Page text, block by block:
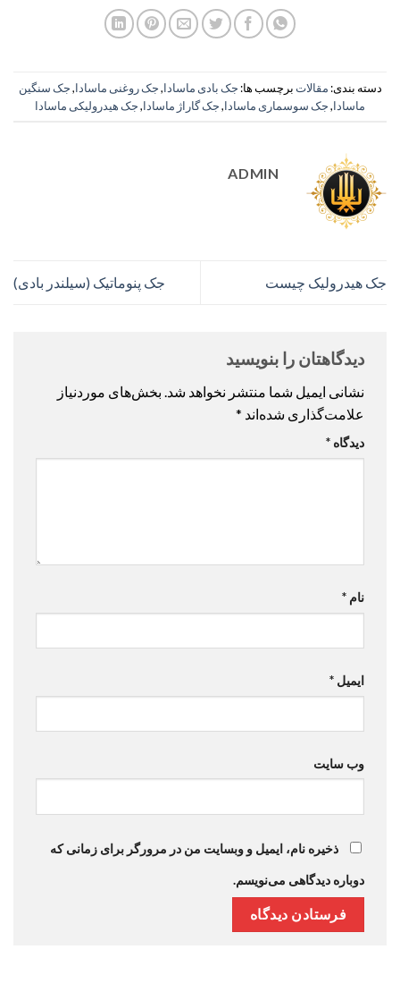
دسته بندی: مقالاتبرچسب ها: جک بادی ماسادا,جک روغنی ماسادا,جک سنگین
ماسادا,جک سوسماری ماسادا,جک گاراژ ماسادا,جک هیدرولیکی ماسادا
ADMIN
جک هیدرولیک چیست جک پنوماتیک (سیلندر بادی)
دیدگاهتان را بنویسید
نشانی ایمیل شما منتشر نخواهد شد. بخش‌های موردنیاز
علامت‌گذاری شده‌اند *
دیدگاه *
نام *
ایمیل *
وب‌ سایت
ذخیره نام، ایمیل و وبسایت من در مرورگر برای زمانی که
دوباره دیدگاهی می‌نویسم.